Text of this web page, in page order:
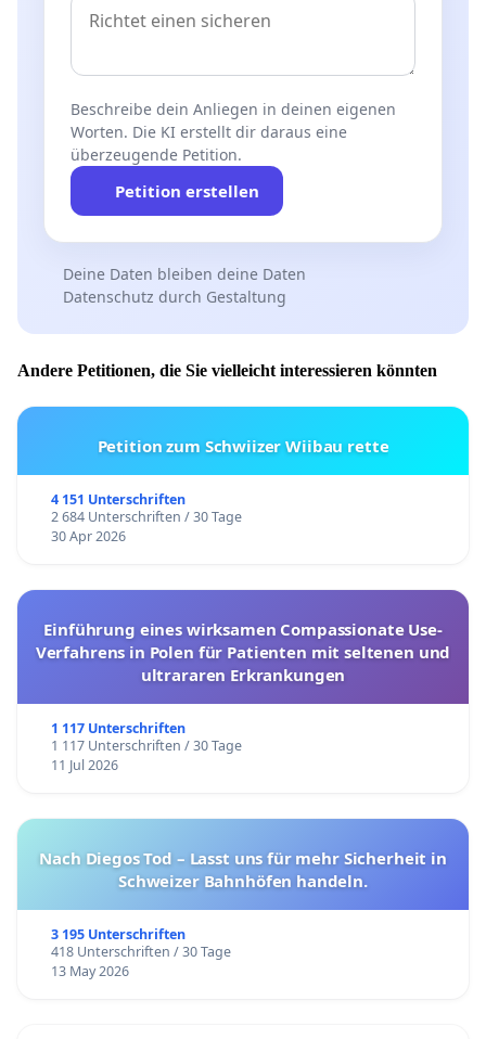
Beschreibe dein Anliegen in deinen eigenen
Worten. Die KI erstellt dir daraus eine
überzeugende Petition.
Petition erstellen
Deine Daten bleiben deine Daten
Datenschutz durch Gestaltung
Andere Petitionen, die Sie vielleicht interessieren könnten
Petition zum Schwiizer Wiibau rette
4 151 Unterschriften
2 684 Unterschriften / 30 Tage
30 Apr 2026
Einführung eines wirksamen Compassionate Use-
Verfahrens in Polen für Patienten mit seltenen und
ultrararen Erkrankungen
1 117 Unterschriften
1 117 Unterschriften / 30 Tage
11 Jul 2026
Nach Diegos Tod – Lasst uns für mehr Sicherheit in
Schweizer Bahnhöfen handeln.
3 195 Unterschriften
418 Unterschriften / 30 Tage
13 May 2026